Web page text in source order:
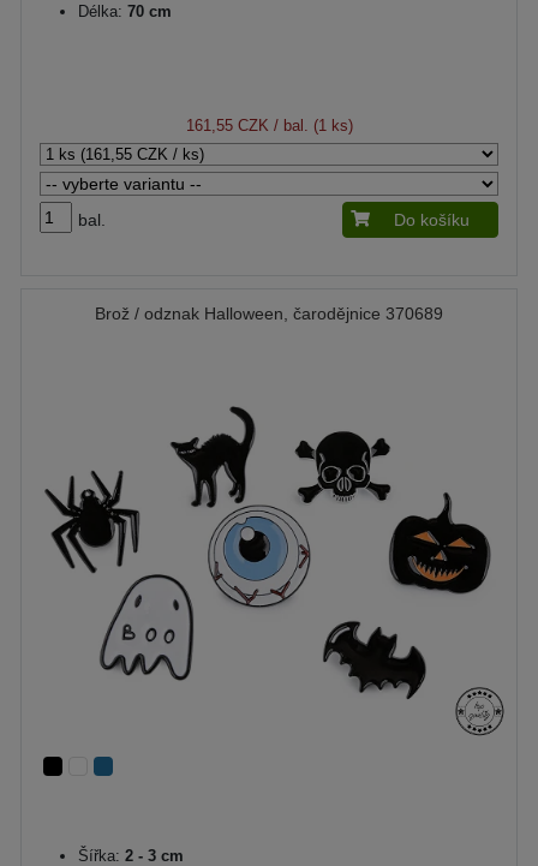
Délka: 70 cm
161,55 CZK / bal. (1 ks)
bal. Do košíku
Brož / odznak Halloween, čarodějnice 370689
Šířka: 2 - 3 cm